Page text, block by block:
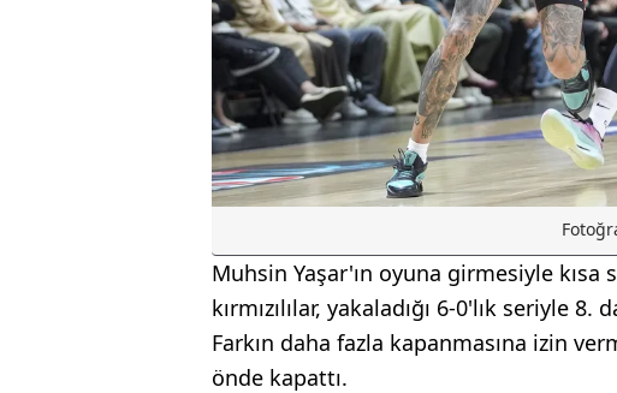
Muhsin Yaşar'ın oyuna girmesiyle
kırmızılılar, yakaladığı 6-0'lık seriyle
Farkın daha fazla kapanmasına izin
önde kapattı.